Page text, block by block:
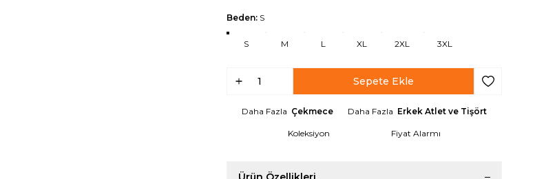
Beden: S
S M L XL 2XL 3XL
Sepete Ekle Favoriye
Daha Fazla Çekmece Daha Fazla Erkek Atlet ve Tişört
Koleksiyon Fiyat Alarmı